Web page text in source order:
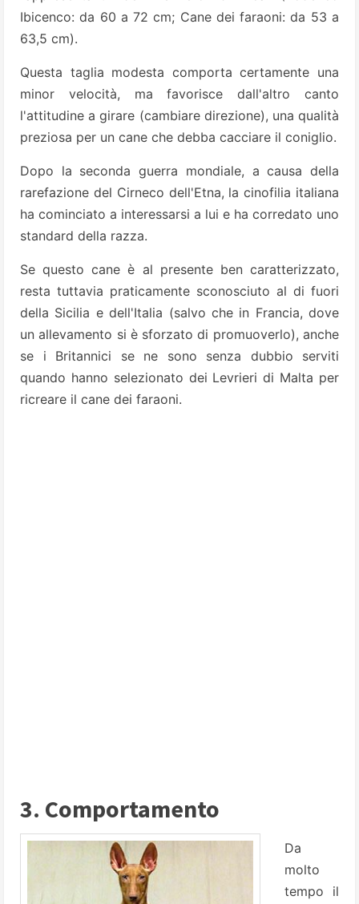
Ibicenco: da 60 a 72 cm; Cane dei faraoni: da 53 a
63,5 cm).
Questa taglia modesta comporta certamente una
minor velocità, ma favorisce dall'altro canto
l'attitudine a girare (cambiare direzione), una qualità
preziosa per un cane che debba cacciare il coniglio.
Dopo la seconda guerra mondiale, a causa della
rarefazione del Cirneco dell'Etna, la cinofilia italiana
ha cominciato a interessarsi a lui e ha corredato uno
standard della razza.
Se questo cane è al presente ben caratterizzato,
resta tuttavia praticamente sconosciuto al di fuori
della Sicilia e dell'Italia (salvo che in Francia, dove
un allevamento si è sforzato di promuoverlo), anche
se i Britannici se ne sono senza dubbio serviti
quando hanno selezionato dei Levrieri di Malta per
ricreare il cane dei faraoni.
3. Comportamento
Da
molto
tempo il